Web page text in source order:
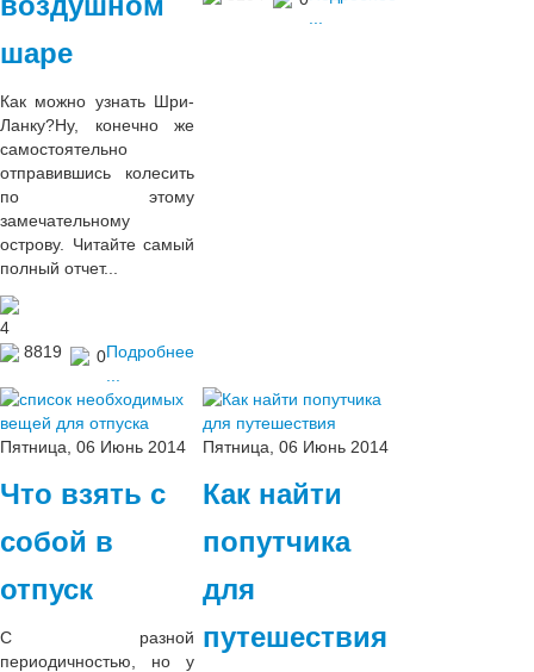
шаре
Как можно узнать Шри-
Ланку?Ну, конечно же
самостоятельно
отправившись колесить
по этому
замечательному
острову. Читайте самый
полный отчет...
4
8819
0Подробнее
Пятница, 06 Июнь 2014
Что взять с
собой в
отпуск
С разной
периодичностью, но у
Пятница, 06 Июнь 2014
Как найти
попутчика
для
путешествия